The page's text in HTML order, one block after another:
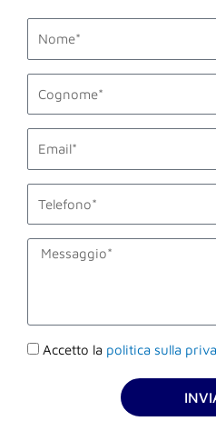
description
Accettazione
Accetto la politica sulla